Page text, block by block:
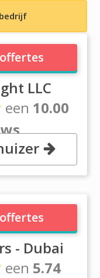
LLC
LLC
een 10.00
Quoz Industrial
- Dubai
- Dubai
een 5.74